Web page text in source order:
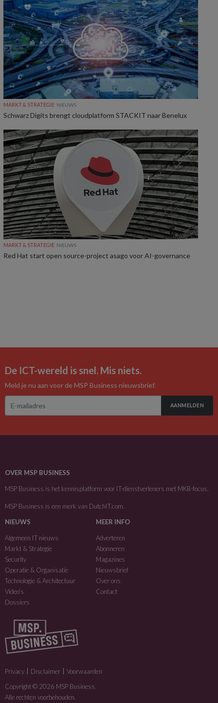
MARKT & STRATEGIE NIEUWS
Schwarz Digits brengt cloudplatform STACKIT naar Benelux
MARKT & STRATEGIE NIEUWS
Red Hat start open source-project asago voor AI-governance
De ICT-wereld is snel. Mis niets.
Meld je nu aan voor de MSP Business nieuwsbrief.
AANMELDEN
OVER MSP BUSINESS
MSP Business is het kennisplatform voor IT-dienstverleners met MKB-focus.
MSP Business is een merk van DutchIT.com
NIEUWS
Algemeen IT nieuws
Markt & Strategie
Security
Operatie & Organisatie
Technologie & Architectuur
Video’s
Dossiers
MEER INFO
Adverteren
Abonneren
Magazines
Nieuwsbrief
Over ons
Contact
Privacy Disclaimer
Voorwaarden
Copyright © 2026 MSP Business.
Alle rechten voorbehouden.